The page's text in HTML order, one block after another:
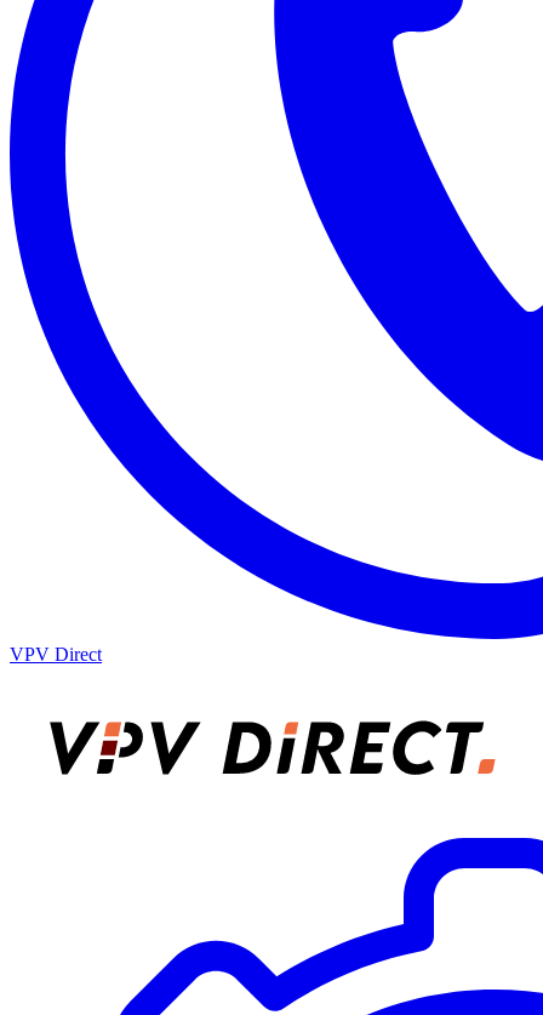
VPV Direct